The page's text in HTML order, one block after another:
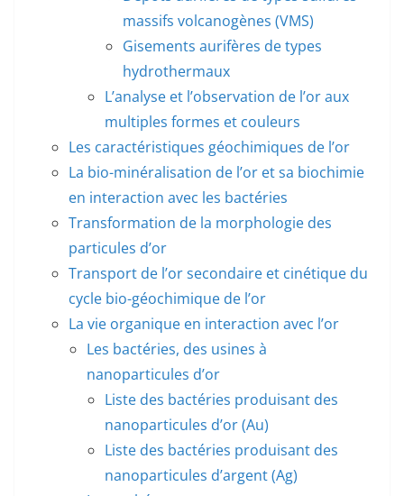
massifs volcanogènes (VMS)
Gisements aurifères de types
hydrothermaux
L’analyse et l’observation de l’or aux
multiples formes et couleurs
Les caractéristiques géochimiques de l’or
La bio-minéralisation de l’or et sa biochimie
en interaction avec les bactéries
Transformation de la morphologie des
particules d’or
Transport de l’or secondaire et cinétique du
cycle bio-géochimique de l’or
La vie organique en interaction avec l’or
Les bactéries, des usines à
nanoparticules d’or
Liste des bactéries produisant des
nanoparticules d’or (Au)
Liste des bactéries produisant des
nanoparticules d’argent (Ag)